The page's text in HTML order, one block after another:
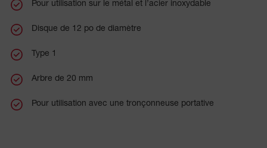
Pour utilisation sur le métal et l’acier inoxydable
Disque de 12 po de diamètre
Type 1
Arbre de 20 mm
Pour utilisation avec une tronçonneuse portative